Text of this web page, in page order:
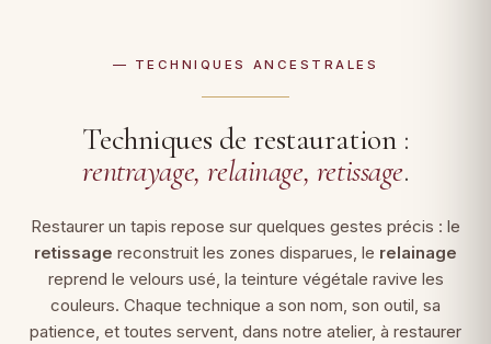
— TECHNIQUES ANCESTRALES
Techniques de restauration :
rentrayage, relainage, retissage.
Restaurer un tapis repose sur quelques gestes précis : le
retissage reconstruit les zones disparues, le relainage
reprend le velours usé, la teinture végétale ravive les
couleurs. Chaque technique a son nom, son outil, sa
patience, et toutes servent, dans notre atelier, à restaurer